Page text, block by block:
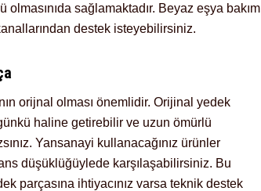
sağlamaktadır. Beyaz eşya bakım
destek isteyebilirsiniz.
orijnal olması önemlidir. Orijinal yedek
haline getirebilir ve uzun ömürlü
Yansanayi kullanacağınız ürünler
düşüklüğüylede karşılaşabilirsiniz. Bu
parçasına ihtiyacınız varsa teknik destek